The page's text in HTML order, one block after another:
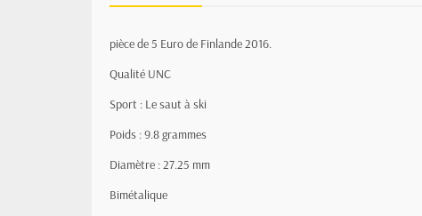
pièce de 5 Euro de Finlande 2016.
Qualité UNC
Sport : Le saut à ski
Poids : 9.8 grammes
Diamètre : 27.25 mm
Bimétalique